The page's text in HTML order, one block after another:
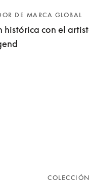
DE MARCA GLOBAL
histórica con el